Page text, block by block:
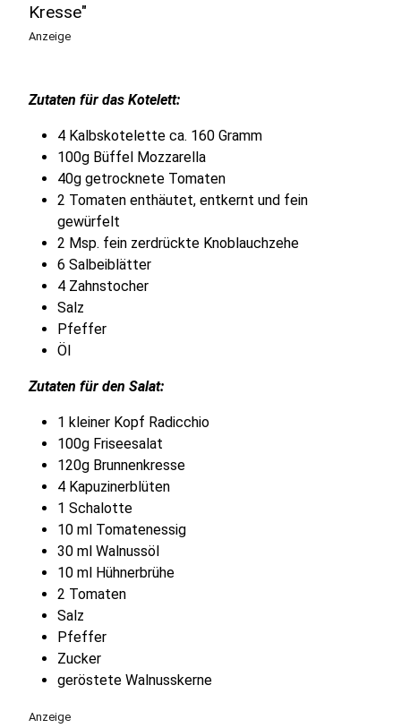
Kresse"
Anzeige
Zutaten für das Kotelett:
4 Kalbskotelette ca. 160 Gramm
100g Büffel Mozzarella
40g getrocknete Tomaten
2 Tomaten enthäutet, entkernt und fein
gewürfelt
2 Msp. fein zerdrückte Knoblauchzehe
6 Salbeiblätter
4 Zahnstocher
Salz
Pfeffer
Öl
Zutaten für den Salat:
1 kleiner Kopf Radicchio
100g Friseesalat
120g Brunnenkresse
4 Kapuzinerblüten
1 Schalotte
10 ml Tomatenessig
30 ml Walnussöl
10 ml Hühnerbrühe
2 Tomaten
Salz
Pfeffer
Zucker
geröstete Walnusskerne
Anzeige